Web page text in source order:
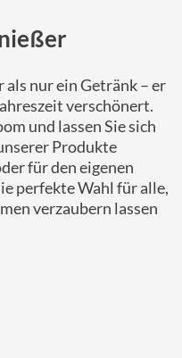
als nur ein Getränk – er
verschönert.
und lassen Sie sich
Produkte
für den eigenen
perfekte Wahl für alle,
verzaubern lassen